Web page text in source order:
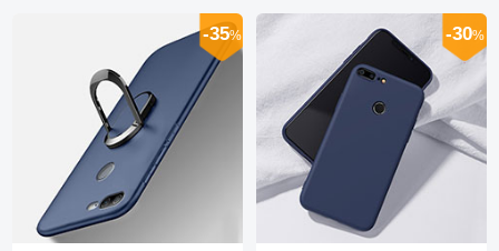
-35% -30%